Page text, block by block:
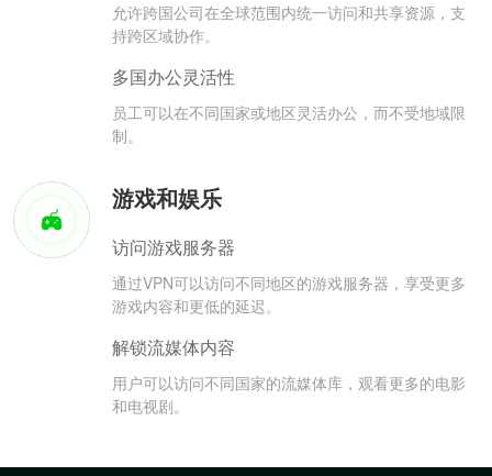
允许跨国公司在全球范围内统一访问和共享资源，支
持跨区域协作。
多国办公灵活性
员工可以在不同国家或地区灵活办公，而不受地域限
制。
游戏和娱乐
访问游戏服务器
通过VPN可以访问不同地区的游戏服务器，享受更多
游戏内容和更低的延迟。
解锁流媒体内容
用户可以访问不同国家的流媒体库，观看更多的电影
和电视剧。